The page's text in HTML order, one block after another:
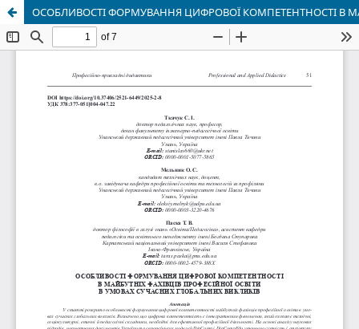
ОСОБЛИВОСТІ ФОРМУВАННЯ ЦИФРОВОЇ КОМПЕТЕНТНОСТІ В